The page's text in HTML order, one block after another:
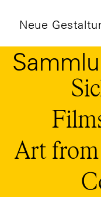
Neue
Art